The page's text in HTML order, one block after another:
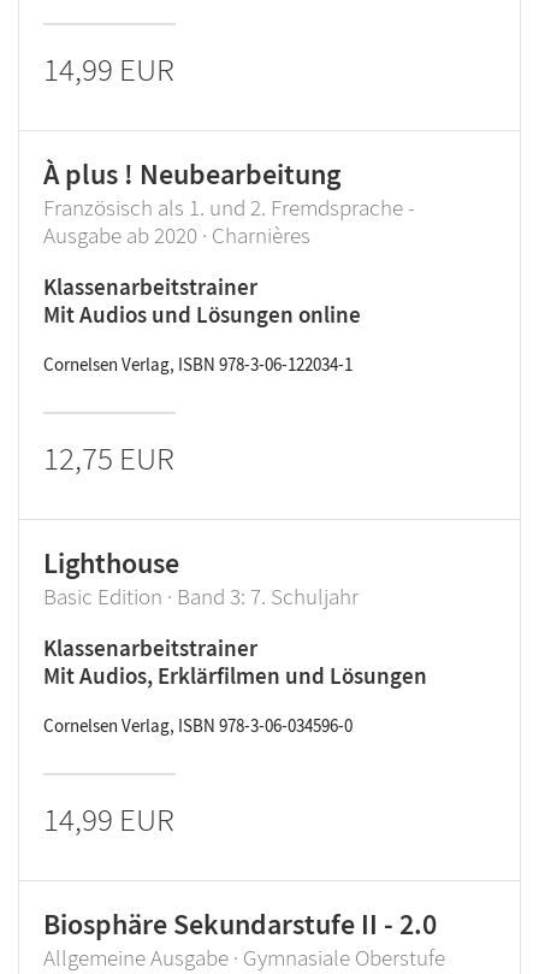
14,99 EUR
À plus ! Neubearbeitung
Französisch als 1. und 2. Fremdsprache -
Ausgabe ab 2020 · Charnières
Klassenarbeitstrainer
Mit Audios und Lösungen online
Cornelsen Verlag, ISBN 978-3-06-122034-1
12,75 EUR
Lighthouse
Basic Edition · Band 3: 7. Schuljahr
Klassenarbeitstrainer
Mit Audios, Erklärfilmen und Lösungen
Cornelsen Verlag, ISBN 978-3-06-034596-0
14,99 EUR
Biosphäre Sekundarstufe II - 2.0
Allgemeine Ausgabe · Gymnasiale Oberstufe